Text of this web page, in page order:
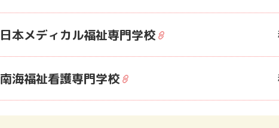
日本メディカル福祉専門学校
南海福祉看護専門学校